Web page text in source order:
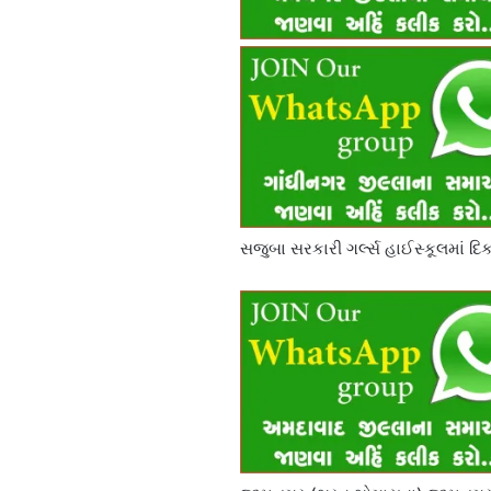
સજુબા સરકારી ગર્લ્સ હાઈસ્કૂલમાં